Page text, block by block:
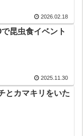
2026.02.18
昆虫食イベント
2025.11.30
とカマキリをいた